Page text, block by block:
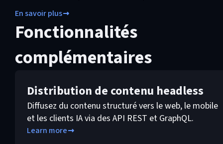
En savoir plus
Fonctionnalités
complémentaires
Distribution de contenu headless
Diffusez du contenu structuré vers le web, le mobile
et les clients IA via des API REST et GraphQL.
Learn more